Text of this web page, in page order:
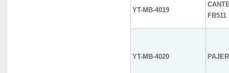
YT-MB-4019
FB511
YT-MB-4020